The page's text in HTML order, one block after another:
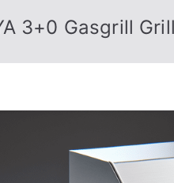
3+0 Gasgrill